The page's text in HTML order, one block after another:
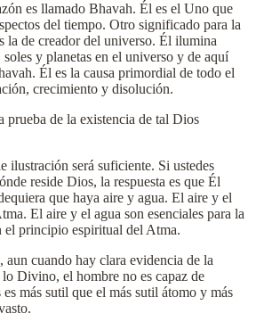
es llamado Bhavah. Él es el Uno que
del tiempo. Otro significado para la
la de creador del universo. Él ilumina
soles y planetas en el universo y de aquí
Él es la causa primordial de todo el
crecimiento y disolución.
prueba de la existencia de tal Dios
ilustración será suficiente. Si ustedes
reside Dios, la respuesta es que Él
que haya aire y agua. El aire y el
El aire y el agua son esenciales para la
el principio espiritual del Atma.
aun cuando hay clara evidencia de la
Divino, el hombre no es capaz de
más sutil que el más sutil átomo y más